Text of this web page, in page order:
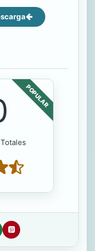
POPULAR